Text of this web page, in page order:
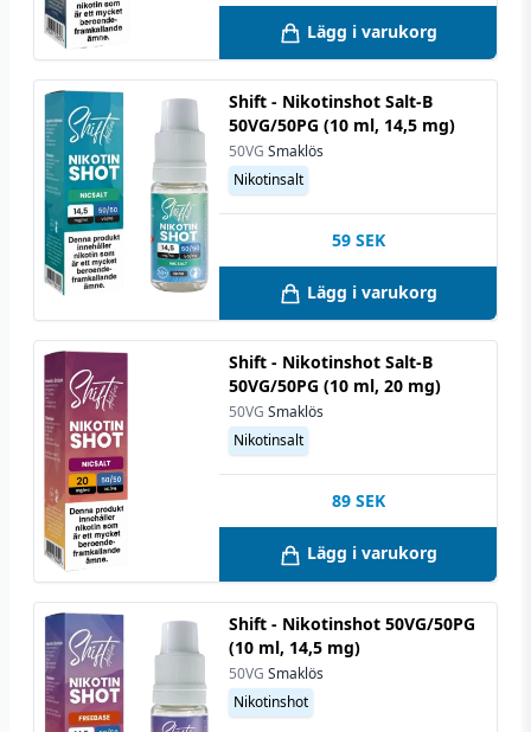
Lägg i varukorg
Shift - Nikotinshot Salt-B
50VG/50PG (10 ml, 14,5 mg)
50VG Smaklös
Nikotinsalt
59 SEK
Lägg i varukorg
Shift - Nikotinshot Salt-B
50VG/50PG (10 ml, 20 mg)
50VG Smaklös
Nikotinsalt
89 SEK
Lägg i varukorg
Shift - Nikotinshot 50VG/50PG
(10 ml, 14,5 mg)
50VG Smaklös
Nikotinshot